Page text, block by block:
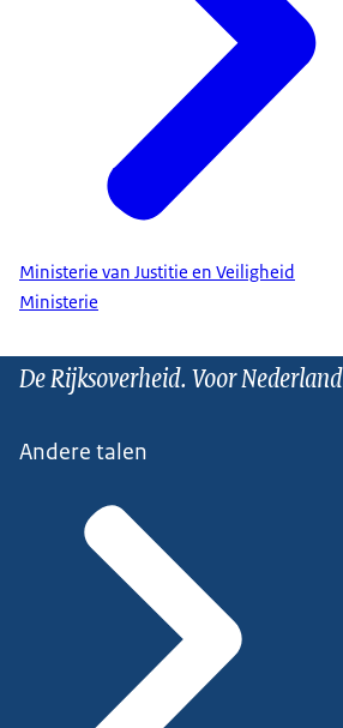
Ministerie van Justitie en Veiligheid
Ministerie
De Rijksoverheid. Voor Nederland
Andere talen